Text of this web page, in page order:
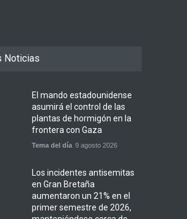
Noticias
El mando estadounidense
asumirá el control de las
plantas de hormigón en la
frontera con Gaza
Tema del día 9 agosto 2026
Los incidentes antisemitas
en Gran Bretaña
aumentaron un 21% en el
primer semestre de 2026,